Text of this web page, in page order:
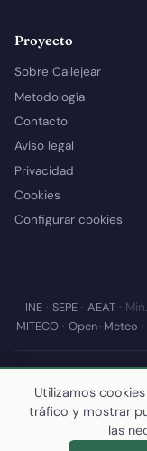
Proyecto
Sobre Callejear
Metodología
Contacto
Aviso legal
Privacidad
Cookies
Configurar cookies
INE· SEPE· AEAT·
MITECO· Open-Meteo ·
© 2026 Callejear.com
abiertos.
Última
Utilizamos
tráfico y mostrar
las